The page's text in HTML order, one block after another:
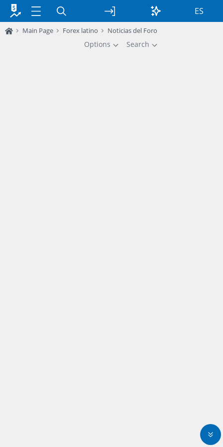
ES
Main Page Forex latino Noticias del Foro
Options Search